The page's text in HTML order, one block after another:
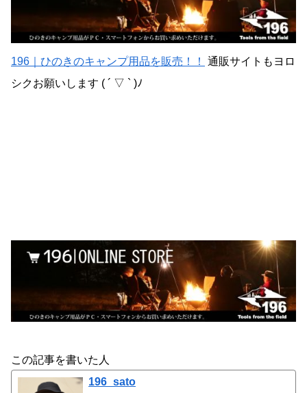
196｜ひのきのキャンプ用品を販売！！
通販サイトもヨロ
シクお願いします ( ´ ▽ ` )ﾉ
この記事を書いた人
196_sato